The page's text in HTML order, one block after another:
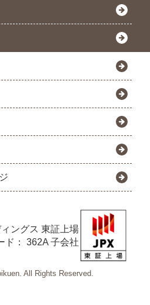
ングス 東証上場
ド： 362A 子会社
All Rights Reserved.